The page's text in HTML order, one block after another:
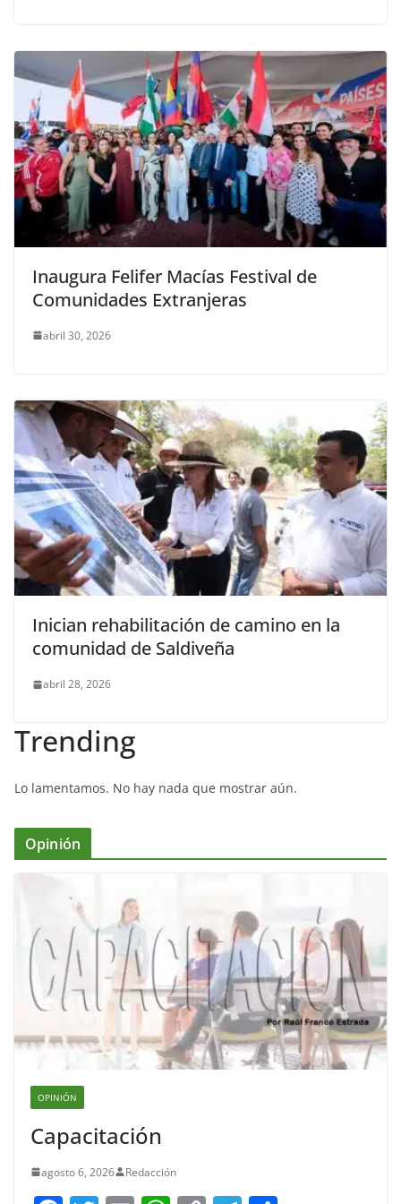
Inaugura Felifer Macías Festival de
Comunidades Extranjeras
abril 30, 2026
Inician rehabilitación de camino en la
comunidad de Saldiveña
abril 28, 2026
Trending
Lo lamentamos. No hay nada que mostrar aún.
Opinión
OPINIÓN
Capacitación
agosto 6, 2026 Redacción